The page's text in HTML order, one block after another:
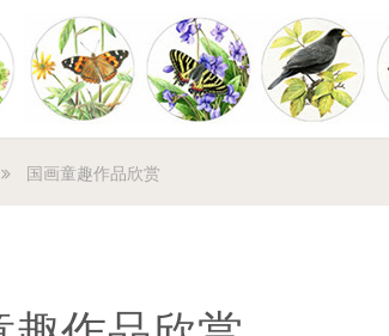
国画童趣作品欣赏